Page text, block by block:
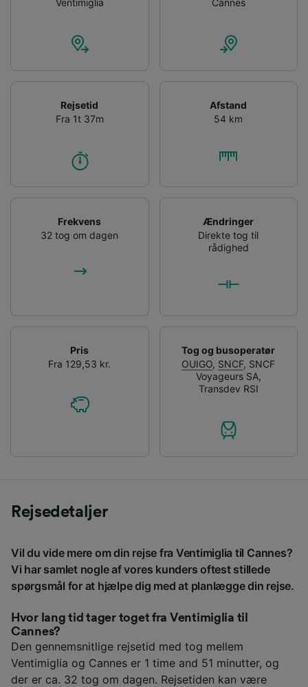
Rejsetid
Fra 1t 37m
Afstand
54 km
Frekvens
32 tog om dagen
Ændringer
Direkte tog til
rådighed
Pris
Fra 129,53 kr.
Tog og busoperatør
OUIGO, SNCF, SNCF
Voyageurs SA,
Transdev RSI
Rejsedetaljer
Vil du vide mere om din rejse fra Ventimiglia til Cannes?
Vi har samlet nogle af vores kunders oftest stillede
spørgsmål for at hjælpe dig med at planlægge din rejse.
Hvor lang tid tager toget fra Ventimiglia til
Cannes?
Den gennemsnitlige rejsetid med tog mellem
Ventimiglia og Cannes er 1 time and 51 minutter, og
der er ca. 32 tog om dagen. Rejsetiden kan være